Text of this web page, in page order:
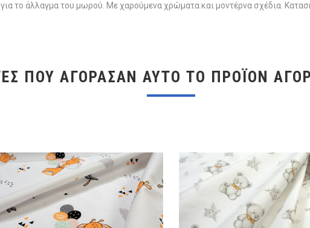
το άλλαγμα του μωρού. Με χαρούμενα χρώματα και μοντέρνα σχέδια.
ΠΟΥ ΑΓΌΡΑΣΑΝ ΑΥΤΌ ΤΟ ΠΡΟΪΌΝ